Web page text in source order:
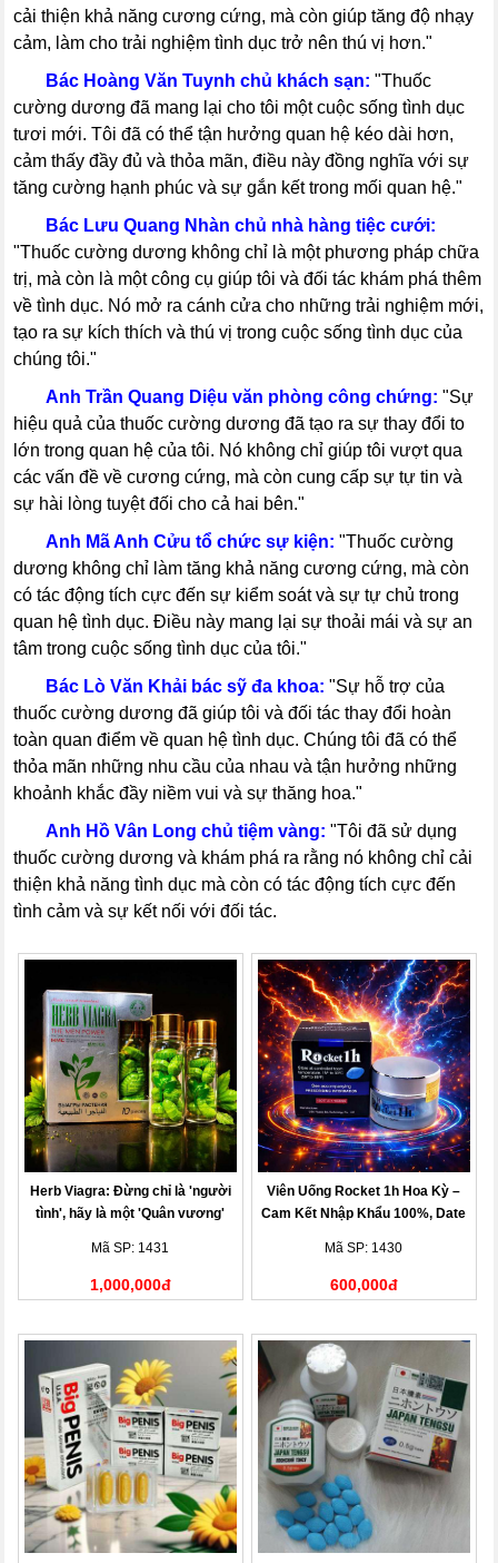
cải thiện khả năng cương cứng, mà còn giúp tăng độ nhạy
cảm, làm cho trải nghiệm tình dục trở nên thú vị hơn."
Bác Hoàng Văn Tuynh chủ khách sạn: "Thuốc
cường dương đã mang lại cho tôi một cuộc sống tình dục
tươi mới. Tôi đã có thể tận hưởng quan hệ kéo dài hơn,
cảm thấy đầy đủ và thỏa mãn, điều này đồng nghĩa với sự
tăng cường hạnh phúc và sự gắn kết trong mối quan hệ."
Bác Lưu Quang Nhàn chủ nhà hàng tiệc cưới:
"Thuốc cường dương không chỉ là một phương pháp chữa
trị, mà còn là một công cụ giúp tôi và đối tác khám phá thêm
về tình dục. Nó mở ra cánh cửa cho những trải nghiệm mới,
tạo ra sự kích thích và thú vị trong cuộc sống tình dục của
chúng tôi."
Anh Trần Quang Diệu văn phòng công chứng:"Sự
hiệu quả của thuốc cường dương đã tạo ra sự thay đổi to
lớn trong quan hệ của tôi. Nó không chỉ giúp tôi vượt qua
các vấn đề về cương cứng, mà còn cung cấp sự tự tin và
sự hài lòng tuyệt đối cho cả hai bên."
Anh Mã Anh Cửu tổ chức sự kiện: "Thuốc cường
dương không chỉ làm tăng khả năng cương cứng, mà còn
có tác động tích cực đến sự kiểm soát và sự tự chủ trong
quan hệ tình dục. Điều này mang lại sự thoải mái và sự an
tâm trong cuộc sống tình dục của tôi."
Bác Lò Văn Khải bác sỹ đa khoa: "Sự hỗ trợ của
thuốc cường dương đã giúp tôi và đối tác thay đổi hoàn
toàn quan điểm về quan hệ tình dục. Chúng tôi đã có thể
thỏa mãn những nhu cầu của nhau và tận hưởng những
khoảnh khắc đầy niềm vui và sự thăng hoa."
Anh Hồ Vân Long chủ tiệm vàng:"Tôi đã sử dụng
thuốc cường dương và khám phá ra rằng nó không chỉ cải
thiện khả năng tình dục mà còn có tác động tích cực đến
tình cảm và sự kết nối với đối tác.
Herb Viagra: Đừng chỉ là 'người
tình', hãy là một 'Quân vương'
Mã SP: 1431
1,000,000đ
Viên Uống Rocket 1h Hoa Kỳ –
Cam Kết Nhập Khẩu 100%, Date
Mã SP: 1430
600,000đ